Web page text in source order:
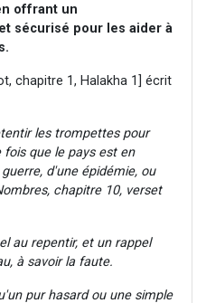
offrant un
sécurisé pour les aider à
chapitre 1, Halakha 1] écrit
les trompettes pour
que le pays est en
d'une épidémie, ou
chapitre 10, verset
au repentir, et un rappel
à savoir la faute.
pur hasard ou une simple